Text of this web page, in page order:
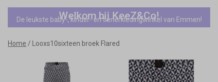
Looxs10sixteen
broek
Flared
Welkom bij KeeZ&Co!
De leukste baby-, kinder- en tienerkledingwinkel van Emmen!
Home Looxs10sixteen broek Flared